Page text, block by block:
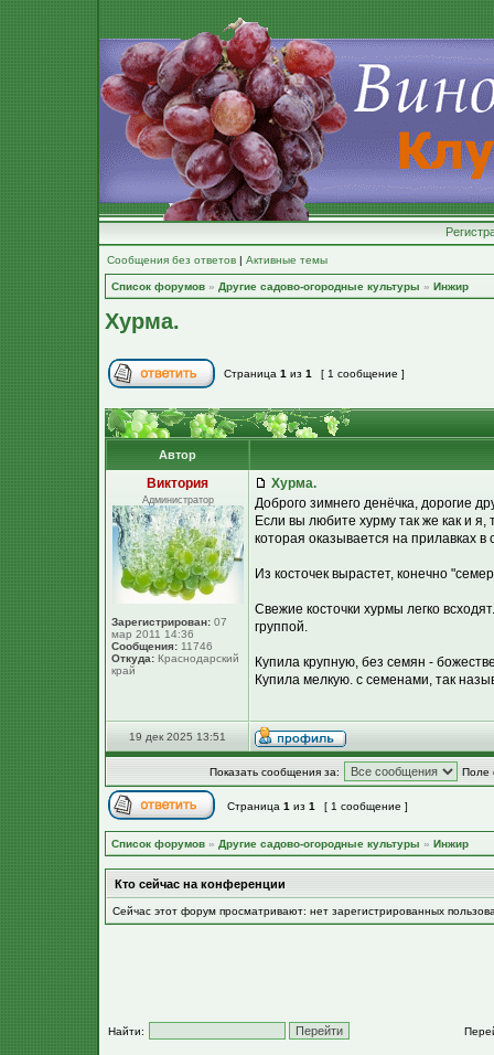
Сообщения без ответов | Активные темы
Список форумов » Другие садово-огородные культуры » Инжир
Хурма.
Страница 1 из 1 [ 1 сообщение ]
Автор
Виктория
Администратор
Зарегистрирован: 07
мар 2011 14:36
Сообщения: 11746
Откуда: Краснодарский
край
Хурма.
Доброго зимнего денёчка, дорогие
Если вы любите хурму так же как и
которая оказывается на прилавках в
Из косточек вырастет, конечно
Свежие косточки хурмы легко
группой.
Купила крупную, без семян -
Купила мелкую. с семенами, так
19 дек 2025 13:51
Показать сообщения за: Поле
Страница 1 из 1 [ 1 сообщение ]
Список форумов » Другие садово-огородные культуры » Инжир
Кто сейчас на конференции
Сейчас этот форум просматривают: нет зарегистрированных
Найти: